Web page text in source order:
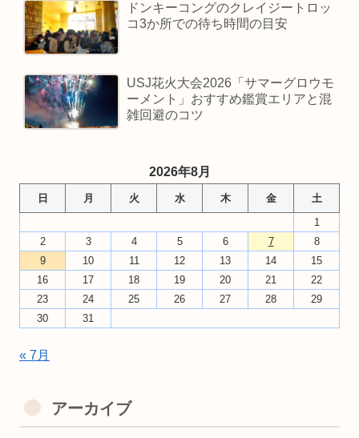
ドンキーコングのクレイジートロッ
コ3か所での待ち時間の目安
USJ花火大会2026「サマーグロウモ
ーメント」おすすめ鑑賞エリアと混
雑回避のコツ
2026年8月
日 月 火 水 木 金
土
1
2
3 4 5 6 7
8
9
10 11 12 13 14
15
16
17 18 19 20 21
22
23
24 25 26 27 28
29
30
31
« 7月
アーカイブ